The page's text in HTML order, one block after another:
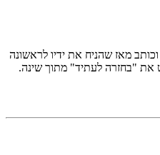
מאז שהניח את ידיו לראשונה
את "בחזרה לעתיד" מתוך שינה.